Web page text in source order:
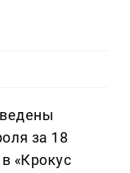
за 18
«Крокус